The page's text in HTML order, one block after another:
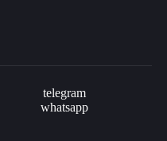
telegram
whatsapp